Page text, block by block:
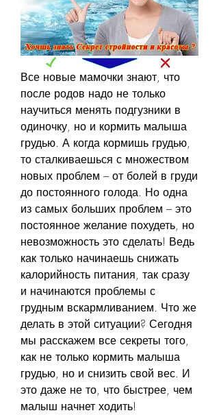
Все новые мамочки знают, что
после родов надо не только
научиться менять подгузники в
одиночку, но и кормить малыша
грудью. А когда кормишь грудью,
то сталкиваешься с множеством
новых проблем – от болей в груди
до постоянного голода. Но одна
из самых больших проблем – это
постоянное желание похудеть, но
невозможность это сделать! Ведь
как только начинаешь снижать
калорийность питания, так сразу
и начинаются проблемы с
грудным вскармливанием. Что же
делать в этой ситуации? Сегодня
мы расскажем все секреты того,
как не только кормить малыша
грудью, но и снизить свой вес. И
это даже не то, что быстрее, чем
малыш начнет ходить!